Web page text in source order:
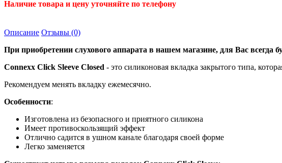
Наличие товара и цену уточняйте по телефону
Описание Отзывы (0)
При приобретении слухового аппарата в нашем магазине, для Вас
Connexx Click Sleeve Closed - это силиконовая вкладка закрытого типа,
Рекомендуем менять вкладку ежемесячно.
Особенности:
Изготовлена из безопасного и приятного силикона
Имеет противоскользящий эффект
Отлично садится в ушном канале благодаря своей форме
Легко заменяется